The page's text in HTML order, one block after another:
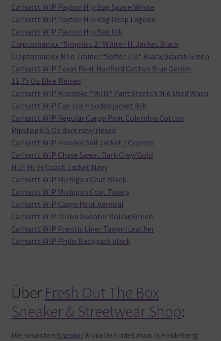
Carhartt WIP Payton Hip Bag Space/White
Carhartt WIP Payton Hip Bag Deep Lagoon
Carhartt WIP Payton Hip Bag blk
Cleptomanicx “Simplist 2“ Winter H. Jacket Black
Cleptomanicx Men Trainer “Softer Zip“ Black/Scarab Green
Carhartt WIP Texas Pant Hanford Cotton Blue Denim
11,75 Oz Blue Rinsed
Carhartt WIP Klondike “Mills“ Pant Stretch Mid Used Wash
Carhartt WIP Car-Lux Hooded jacket Blk
Carhartt WIP Regular Cargo Pant Columbia Cotton
Ripstop 6,5 Oz dark navy rinsed
Carhartt WIP Hooded Sail Jacket / Cypress
Carhartt WIP Chase Sweat Dark Grey/Gold
HUF Hi-Fi Coach Jacket Navy
Carhartt WIP Michigan Coat Black
Carhartt WIP Michigan Coat Tawny
Carhartt WIP Cargo Pant Admiral
Carhartt WIP Dillon Sweater Dollar/Green
Carhartt WIP Prentis Liner Tawyn/Leather
Carhartt WIP Philis Backpack black
Über Fresh Out The Box
Sneaker & Streetwear Shop:
Die neuesten SneakerModelle findet man in Heidelberg